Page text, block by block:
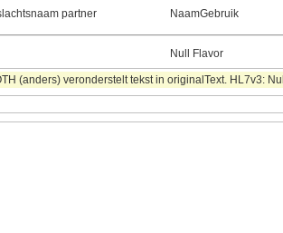
partner NaamGebruik
Null Flavor
(anders) veronderstelt tekst in originalText. HL7v3: